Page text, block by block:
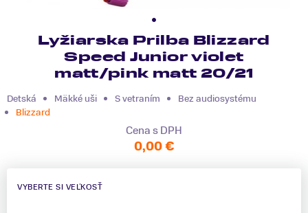
Lyžiarska Prilba Blizzard
Speed Junior violet
matt/pink matt 20/21
Detská Mäkké uši S vetraním
Bez audiosystému
Blizzard
Cena s DPH
0,00 €
VYBERTE SI VEĽKOSŤ